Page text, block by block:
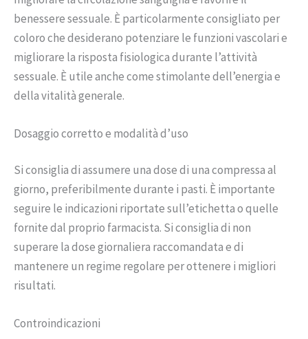
benessere sessuale. È particolarmente consigliato per
coloro che desiderano potenziare le funzioni vascolari e
migliorare la risposta fisiologica durante l’attività
sessuale. È utile anche come stimolante dell’energia e
della vitalità generale.
Dosaggio corretto e modalità d’uso
Si consiglia di assumere una dose di una compressa al
giorno, preferibilmente durante i pasti. È importante
seguire le indicazioni riportate sull’etichetta o quelle
fornite dal proprio farmacista. Si consiglia di non
superare la dose giornaliera raccomandata e di
mantenere un regime regolare per ottenere i migliori
risultati.
Controindicazioni